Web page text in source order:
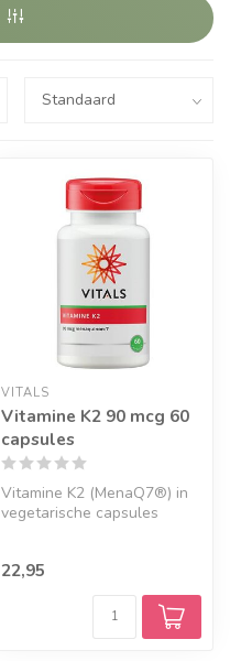
VITALS
Vitamine K2 90 mcg 60
capsules
Vitamine K2 (MenaQ7®) in
vegetarische capsules
22,95